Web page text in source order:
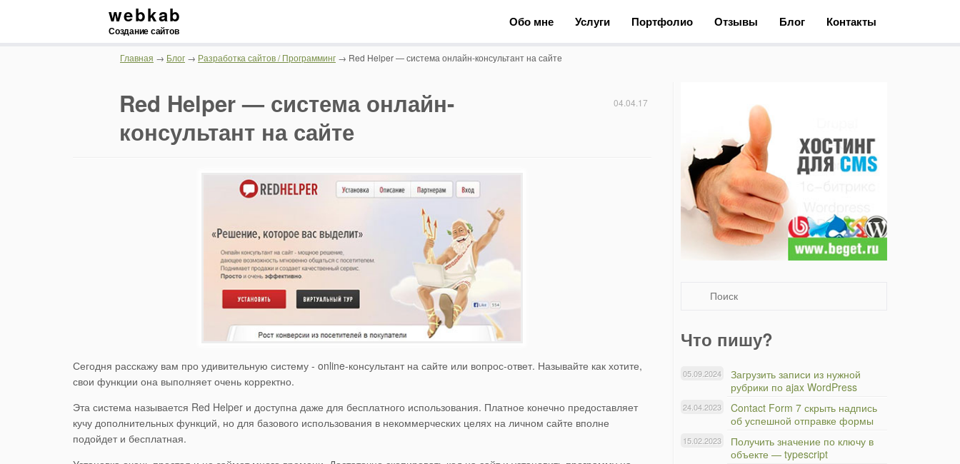
webkab
Создание сайтов
Обо мне Услуги Портфолио Отзывы Блог Контакты
Red Helper — система онлайн-
консультант на сайте
Сегодня расскажу вам про удивительную систему - online-консультант на сайте или вопрос-ответ. Называйте как хотите,
свои функции она выполняет очень корректно.
Эта система называется Red Helper и доступна даже для бесплатного использования. Платное конечно предоставляет
кучу дополнительных функций, но для базового использования в некоммерческих целях на личном сайте вполне
подойдет и бесплатная.
04.04.17
Что пишу?
Загрузить записи из нужной
рубрики по ajax WordPress
05.09.2024
Contact Form 7 скрыть надпись
об успешной отправке формы
24.04.2023
Получить значение по ключу в
объекте — typescript
15.02.2023
Главная → Блог → Разработка сайтов / Программинг → Red Helper — система онлайн-консультант на сайте